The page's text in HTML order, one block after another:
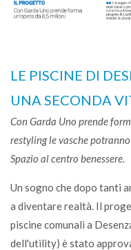
LE PISCINE DI
UNA SECONDA
Con Garda Uno prende
restyling le vasche
Spazio al centro benessere.
Un sogno che dopo tanti
a diventare realtà. Il
piscine comunali a
dell'utility) è stato